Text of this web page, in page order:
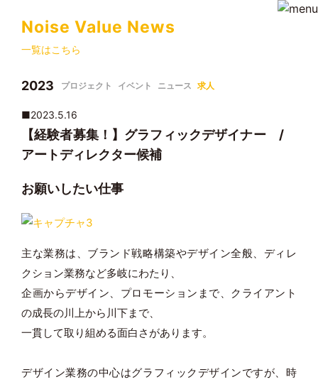
Noise Value News
一覧はこちら
■2023.5.16
【経験者募集！】グラフィックデザイナー /
アートディレクター候補
お願いしたい仕事
主な業務は、ブランド戦略構築やデザイン全般、ディレ
クション業務など多岐にわたり、
企画からデザイン、プロモーションまで、クライアント
の成長の川上から川下まで、
一貫して取り組める面白さがあります。
デザイン業務の中心はグラフィックデザインですが、時
2023 プロジェクト イベント ニュース 求人